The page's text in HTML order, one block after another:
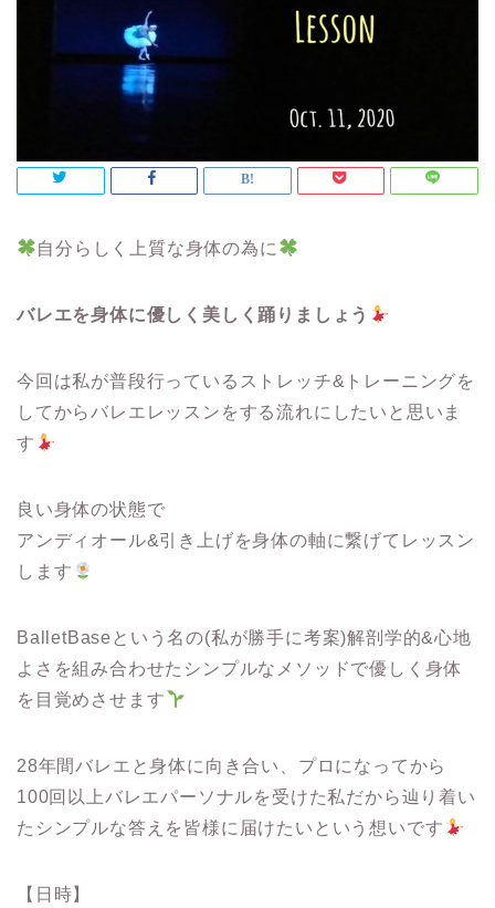
自分らしく上質な身体の為に
バレエを身体に優しく美しく踊りましょう
今回は私が普段行っているストレッチ&トレーニングを
してからバレエレッスンをする流れにしたいと思いま
す
良い身体の状態で
アンディオール&引き上げを身体の軸に繋げてレッスン
します
BalletBaseという名の(私が勝手に考案)解剖学的&心地
よさを組み合わせたシンプルなメソッドで優しく身体
を目覚めさせます
28年間バレエと身体に向き合い、プロになってから
100回以上バレエパーソナルを受けた私だから辿り着い
たシンプルな答えを皆様に届けたいという想いです
【日時】